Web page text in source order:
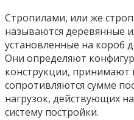
Стропилами, или же
называются деревянные
установленные на короб
Они определяют
конструкции, принимают
сопротивляются сумме
нагрузок, действующих
систему постройки.